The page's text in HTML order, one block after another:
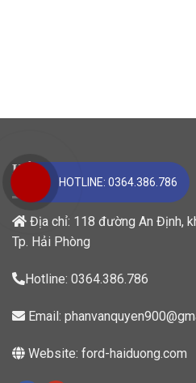
HẢI DƯƠNG FORD
Địa chỉ: 118 đường An Định,
Tp. Hải Phòng
Hotline: 0364.386.786
Email:
Website: ford-haiduong.com
HOTLINE: 0364.386.786